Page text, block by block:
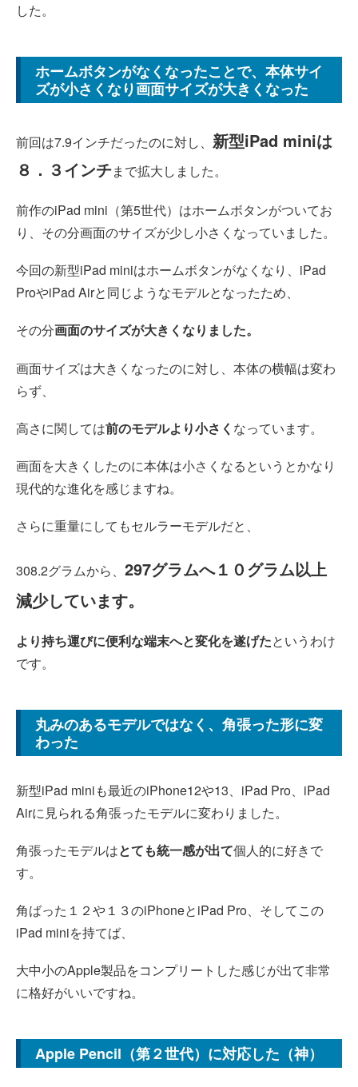
した。
ホームボタンがなくなったことで、本体サイ
ズが小さくなり画面サイズが大きくなった
前回は7.9インチだったのに対し、 新型iPad miniは
８．３インチまで拡大しました。
前作のiPad mini（第5世代）はホームボタンがついてお
り、その分画面のサイズが少し小さくなっていました。
今回の新型iPad miniはホームボタンがなくなり、iPad
ProやiPad Airと同じようなモデルとなったため、
その分画面のサイズが大きくなりました。
画面サイズは大きくなったのに対し、本体の横幅は変わ
らず、
高さに関しては前のモデルより小さく なっています。
画面を大きくしたのに本体は小さくなるというとかなり
現代的な進化を感じますね。
さらに重量にしてもセルラーモデルだと、
308.2グラムから、 297グラムへ１０グラム以上
減少しています。
より持ち運びに便利な端末へと変化を遂げたというわけ
です。
丸みのあるモデルではなく、角張った形に変
わった
新型iPad miniも最近のiPhone12や13、iPad Pro、iPad
Airに見られる角張ったモデルに変わりました。
角張ったモデルはとても統一感が出て個人的に好きで
す。
角ばった１２や１３のiPhoneとiPad Pro、そしてこの
iPad miniを持てば、
大中小のApple製品をコンプリートした感じが出て非常
に格好がいいですね。
Apple Pencil（第２世代）に対応した（神）